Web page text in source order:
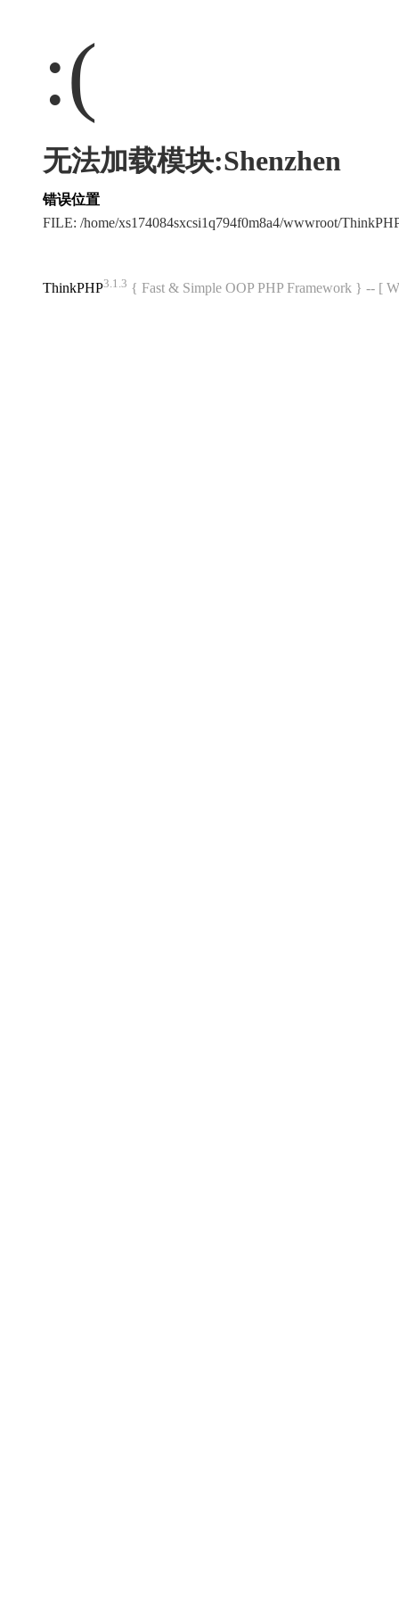
:(
无法加载模块:Shenzhen
错误位置
FILE: /home/xs174084sxcsi1q794f0m8a4/wwwroot/
ThinkPHP3.1.3 { Fast & Simple OOP PHP Framework } -- [